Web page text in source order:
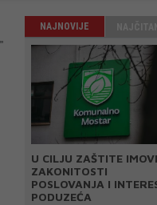
NAJNOVIJE
U CILJU ZAŠTITE
ZAKONITOSTI
POSLOVANJA I
PODUZEĆA